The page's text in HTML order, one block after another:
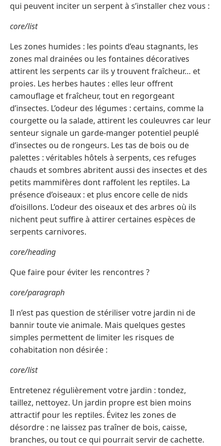
qui peuvent inciter un serpent à s’installer chez vous :
core/list
Les zones humides : les points d’eau stagnants, les
zones mal drainées ou les fontaines décoratives
attirent les serpents car ils y trouvent fraîcheur… et
proies. Les herbes hautes : elles leur offrent
camouflage et fraîcheur, tout en regorgeant
d’insectes. L’odeur des légumes : certains, comme la
courgette ou la salade, attirent les couleuvres car leur
senteur signale un garde-manger potentiel peuplé
d’insectes ou de rongeurs. Les tas de bois ou de
palettes : véritables hôtels à serpents, ces refuges
chauds et sombres abritent aussi des insectes et des
petits mammifères dont raffolent les reptiles. La
présence d’oiseaux : et plus encore celle de nids
d’oisillons. L’odeur des oiseaux et des arbres où ils
nichent peut suffire à attirer certaines espèces de
serpents carnivores.
core/heading
Que faire pour éviter les rencontres ?
core/paragraph
Il n’est pas question de stériliser votre jardin ni de
bannir toute vie animale. Mais quelques gestes
simples permettent de limiter les risques de
cohabitation non désirée :
core/list
Entretenez régulièrement votre jardin : tondez,
taillez, nettoyez. Un jardin propre est bien moins
attractif pour les reptiles. Évitez les zones de
désordre : ne laissez pas traîner de bois, caisse,
branches, ou tout ce qui pourrait servir de cachette.